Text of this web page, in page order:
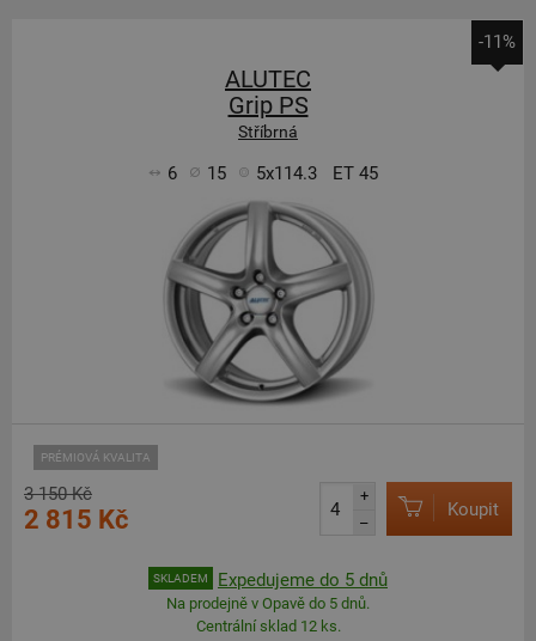
-11%
ALUTEC
Grip PS
Stříbrná
6 15 5x114.3 ET 45
PRÉMIOVÁ KVALITA
3 150 Kč
2 815 Kč
+
–
Koupit
SKLADEM Expedujeme do 5 dnů
Na prodejně v Opavě do 5 dnů.
Centrální sklad 12 ks.